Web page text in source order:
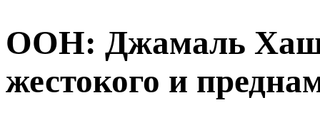
ООН: Джамаль
жестокого и